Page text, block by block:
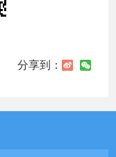
分享到：